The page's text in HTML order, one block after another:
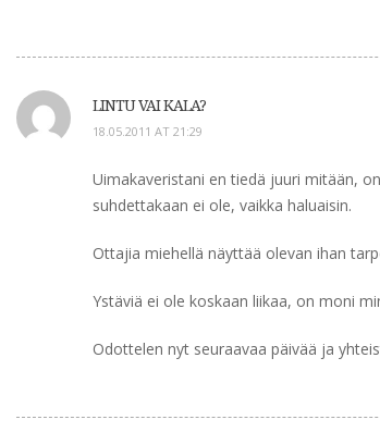
LINTU VAI KALA?
18.05.2011 AT 21:29
Uimakaveristani en tiedä juuri mitään,
suhdettakaan ei ole, vaikka haluaisin.
Ottajia miehellä näyttää olevan ihan
Ystäviä ei ole koskaan liikaa, on moni
Odottelen nyt seuraavaa päivää ja